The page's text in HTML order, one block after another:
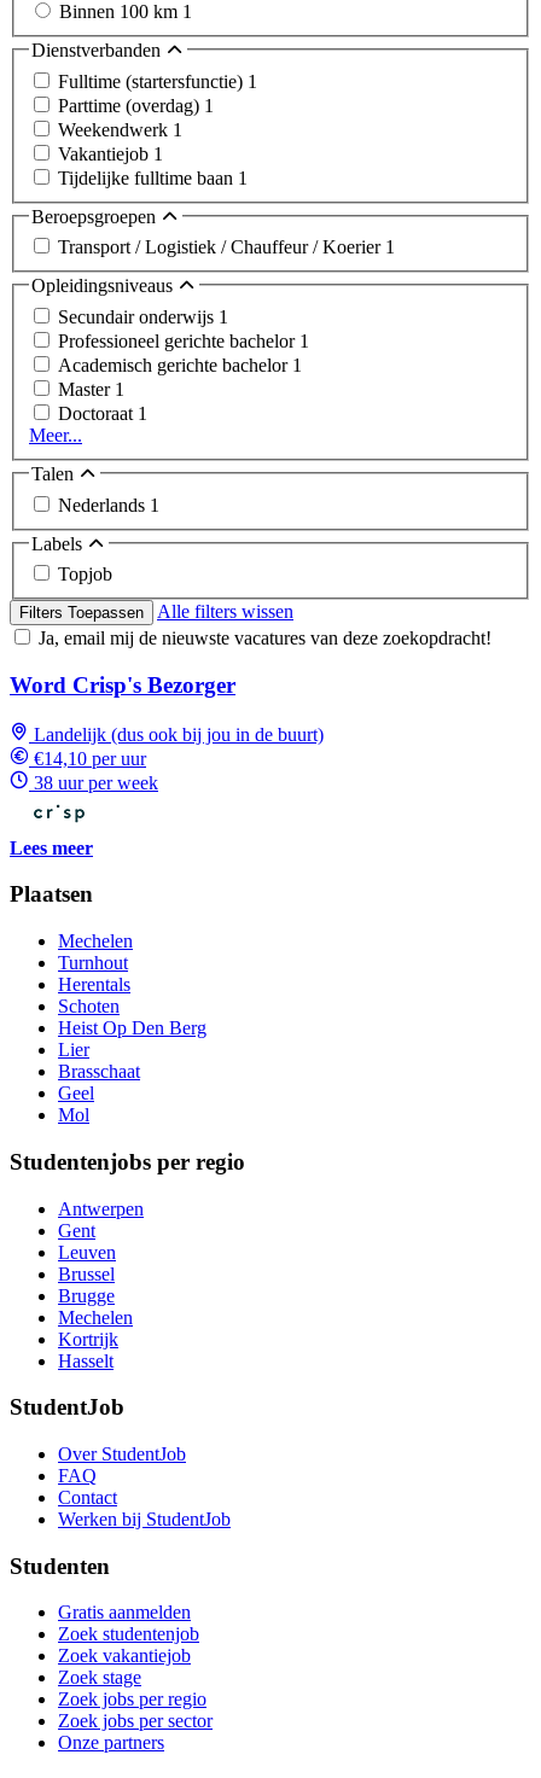
Binnen 100 km 1
Dienstverbanden
Fulltime (startersfunctie) 1
Parttime (overdag) 1
Weekendwerk 1
Vakantiejob 1
Tijdelijke fulltime baan 1
Beroepsgroepen
Transport / Logistiek / Chauffeur / Koerier 1
Opleidingsniveaus
Secundair onderwijs 1
Professioneel gerichte bachelor 1
Academisch gerichte bachelor 1
Master 1
Doctoraat 1
Meer...
Talen
Nederlands 1
Labels
Topjob
Filters Toepassen
Alle filters wissen
Ja, email mij de nieuwste vacatures van deze zoekopdracht!
Word Crisp's Bezorger
Landelijk (dus ook bij jou in de buurt)
€14,10 per uur
38 uur per week
Lees meer
Plaatsen
Mechelen
Turnhout
Herentals
Schoten
Heist Op Den Berg
Lier
Brasschaat
Geel
Mol
Studentenjobs per regio
Antwerpen
Gent
Leuven
Brussel
Brugge
Mechelen
Kortrijk
Hasselt
StudentJob
Over StudentJob
FAQ
Contact
Werken bij StudentJob
Studenten
Gratis aanmelden
Zoek studentenjob
Zoek vakantiejob
Zoek stage
Zoek jobs per regio
Zoek jobs per sector
Onze partners